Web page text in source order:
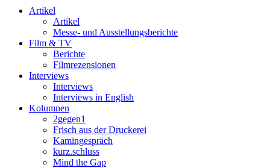
Artikel
Artikel
Messe- und Ausstellungsberichte
Film & TV
Berichte
Filmrezensionen
Interviews
Interviews
Interviews in English
Kolumnen
2gegen1
Frisch aus der Druckerei
Kamingespräch
kurz.schluss
Mind the Gap